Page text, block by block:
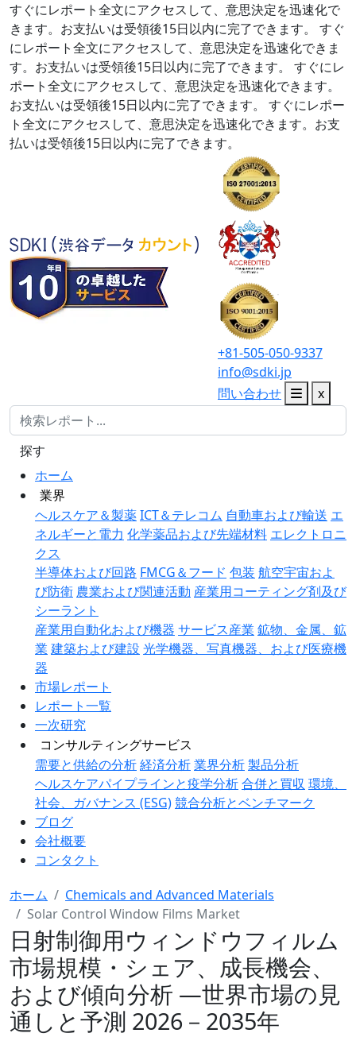
すぐにレポート全文にアクセスして、意思決定を迅速化で
きます。お支払いは受領後15日以内に完了できます。
すぐ
にレポート全文にアクセスして、意思決定を迅速化できま
す。お支払いは受領後15日以内に完了できます。
すぐにレ
ポート全文にアクセスして、意思決定を迅速化できます。
お支払いは受領後15日以内に完了できます。
すぐにレポー
ト全文にアクセスして、意思決定を迅速化できます。お支
払いは受領後15日以内に完了できます。
+81-505-050-9337
info@sdki.jp
問い合わせ
x
ホーム
業界
ヘルスケア＆製薬ICT＆テレコム 自動車および輸送 エ
ネルギーと電力 化学薬品および先端材料 エレクトロニ
クス
半導体および回路 FMCG＆フード 包装 航空宇宙およ
び防衛 農業および関連活動 産業用コーティング剤及び
シーラント
産業用自動化および機器 サービス産業 鉱物、金属、鉱
業 建築および建設 光学機器、写真機器、および医療機
器
市場レポート
レポート一覧
一次研究
コンサルティングサービス
需要と供給の分析経済分析業界分析製品分析
ヘルスケアパイプラインと疫学分析合併と買収 環境、
社会、ガバナンス (ESG)競合分析とベンチマーク
ブログ
会社概要
コンタクト
探す
ホーム
Chemicals and Advanced Materials
Solar Control Window Films Market
日射制御用ウィンドウフィルム
市場規模・シェア、成長機会、
および傾向分析 ―世界市場の見
通しと予測 2026－2035年